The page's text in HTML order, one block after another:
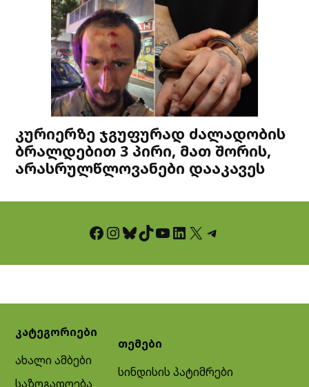
კურიერზე ჯგუფურად ძალადობის
ბრალდებით 3 პირი, მათ შორის,
არასრულწლოვანები დააკავეს
Facebook InstagramBluesky TikTok YouTube LinkedIn X Telegram
კატეგორიები
ახალი ამბები
საზოგადოება
თემები
სინდისის პატიმრები